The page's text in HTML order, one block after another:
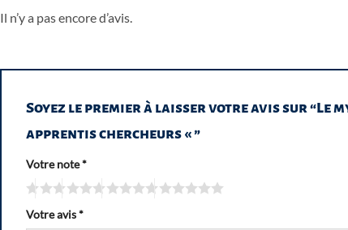
Il n’y a pas encore d’avis.
Soyez le premier à laisser votre avis sur “Le
apprentis chercheurs « ”
Votre note*
Votre avis*